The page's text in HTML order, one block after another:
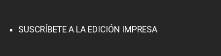
SUSCRÍBETE A LA EDICIÓN IMPRESA